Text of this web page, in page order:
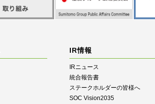
IR情報
IRニュース
統合報告書
ステークホルダーの皆様へ
SOC Vision2035